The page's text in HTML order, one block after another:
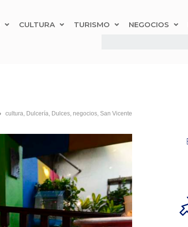
CULTURA TURISMO NEGOCIOS
cultura Dulcería Dulces negocios San Vicente